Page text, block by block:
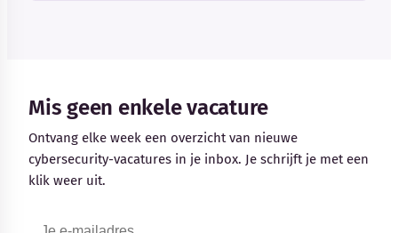
Mis geen enkele vacature
Ontvang elke week een overzicht van nieuwe
cybersecurity-vacatures in je inbox. Je schrijft je met een
klik weer uit.